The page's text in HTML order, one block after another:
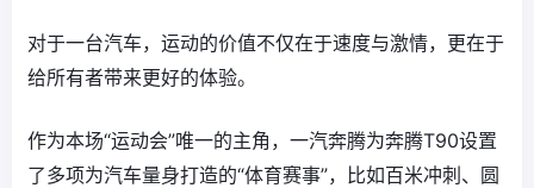
对于一台汽车，运动的价值不仅在于速度与激情，更在于
给所有者带来更好的体验。
作为本场“运动会”唯一的主角，一汽奔腾为奔腾T90设置
了多项为汽车量身打造的“体育赛事”，比如百米冲刺、圆